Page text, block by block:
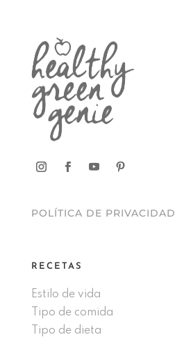
POLÍTICA DE PRIVACIDAD
RECETAS
Estilo de vida
Tipo de comida
Tipo de dieta